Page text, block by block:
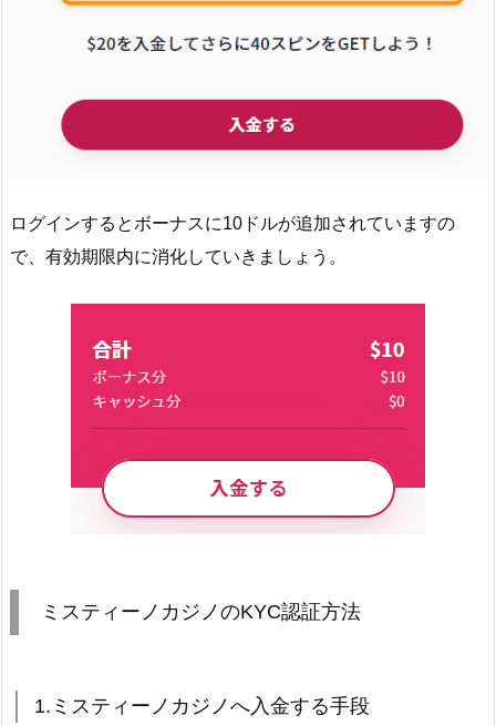
ログインするとボーナスに10ドルが追加されていますの
で、有効期限内に消化していきましょう。
ミスティーノカジノのKYC認証方法
1.ミスティーノカジノへ入金する手段